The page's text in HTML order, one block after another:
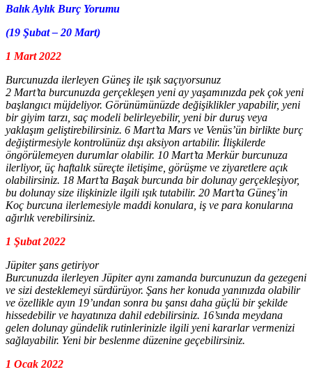
Balık Aylık Burç Yorumu
(19 Şubat – 20 Mart)
1 Mart 2022
Burcunuzda ilerleyen Güneş ile ışık saçıyorsunuz
2 Mart’ta burcunuzda gerçekleşen yeni ay yaşamınızda pek çok yeni
başlangıcı müjdeliyor. Görünümünüzde değişiklikler yapabilir, yeni
bir giyim tarzı, saç modeli belirleyebilir, yeni bir duruş veya
yaklaşım geliştirebilirsiniz. 6 Mart’ta Mars ve Venüs’ün birlikte burç
değiştirmesiyle kontrolünüz dışı aksiyon artabilir. İlişkilerde
öngörülemeyen durumlar olabilir. 10 Mart’ta Merkür burcunuza
ilerliyor, üç haftalık süreçte iletişime, görüşme ve ziyaretlere açık
olabilirsiniz. 18 Mart’ta Başak burcunda bir dolunay gerçekleşiyor,
bu dolunay size ilişkinizle ilgili ışık tutabilir. 20 Mart’ta Güneş’in
Koç burcuna ilerlemesiyle maddi konulara, iş ve para konularına
ağırlık verebilirsiniz.
1 Şubat 2022
Jüpiter şans getiriyor
Burcunuzda ilerleyen Jüpiter aynı zamanda burcunuzun da gezegeni
ve sizi desteklemeyi sürdürüyor. Şans her konuda yanınızda olabilir
ve özellikle ayın 19’undan sonra bu şansı daha güçlü bir şekilde
hissedebilir ve hayatınıza dahil edebilirsiniz. 16’sında meydana
gelen dolunay gündelik rutinlerinizle ilgili yeni kararlar vermenizi
sağlayabilir. Yeni bir beslenme düzenine geçebilirsiniz.
1 Ocak 2022